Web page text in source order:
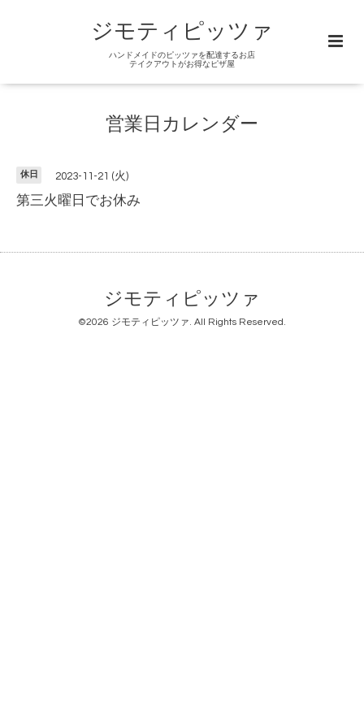
ジモティピッツァ
ハンドメイドのピッツァを配達するお店
テイクアウトがお得なピザ屋
営業日カレンダー
休日 2023-11-21 (火)
第三火曜日でお休み
ジモティピッツァ
©2026 ジモティピッツァ. All Rights Reserved.